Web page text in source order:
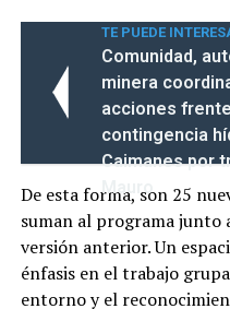
TE PUEDE
Comunidad,
minera
acciones
contingencia
Caimanes por
Mauro
De esta forma, son 25
suman al programa junto
versión anterior. Un
énfasis en el trabajo
entorno y el